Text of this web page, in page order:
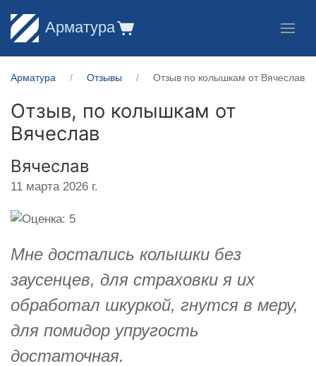
Арматура
Арматура Отзывы Отзыв по колышкам от Вячеслав
Отзыв, по колышкам от
Вячеслав
Вячеслав
11 марта 2026 г.
Мне достались колышки без
заусенцев, для страховки я их
обработал шкуркой, гнутся в меру,
для помидор упругость
достаточная.